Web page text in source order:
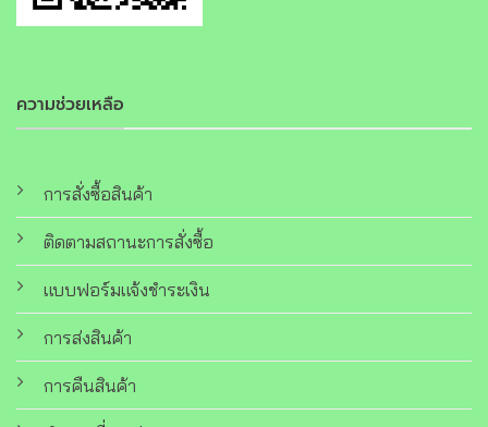
ความช่วยเหลือ
การสั่งซื้อสินค้า
ติดตามสถานะการสั่งซื้อ
แบบฟอร์มแจ้งชำระเงิน
การส่งสินค้า
การคืนสินค้า